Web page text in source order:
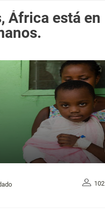
África está en
102